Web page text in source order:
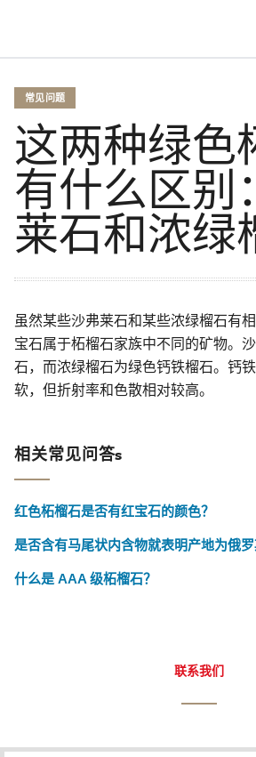
常见问题
这两种绿色
有什么区别
莱石和浓绿
虽然某些沙弗莱石和某些浓绿榴石有
宝石属于柘榴石家族中不同的矿物。
石，而浓绿榴石为绿色钙铁榴石。钙
软，但折射率和色散相对较高。
相关常见问答s
红色柘榴石是否有红宝石的颜色？
是否含有马尾状内含物就表明产地为俄罗
什么是 AAA 级柘榴石？
联系我们